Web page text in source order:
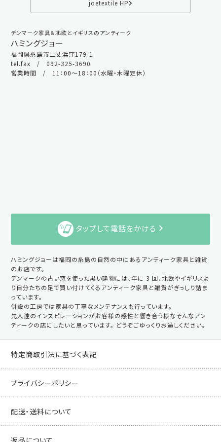
joetextile HP
デンマーク家具＆北欧とイギリスのアンティーク
ハミングジョー
福岡県糸島市二丈浜窪179-1
tel.fax / 092-325-3690
営業時間 / 11：00～18：00（水曜・木曜定休）
タップして電話をかける
ハミングジョーは福岡の糸島の自然の中にあるアンティーク家具と雑貨
のお店です。
デンマークの古い窓を使った黒い建物には、年に 3 回、北欧やイギリスよ
り自分たちの足で買い付けてくるアンティーク家具と雑貨がぎっしり詰ま
っています。
併設の工房では家具の丁寧なメンテナンスも行っています。
先人達のインスピレーションがお客様の感性と響き合う様なそんなアン
ティークの店にしたいと思っています。 どうぞごゆっくりお過しください。
特定商取引法に基づく表記
プライバシーポリシー
配送・送料について
返品について